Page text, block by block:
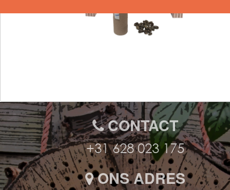
CONTACT
+31 628 023 175
ONS ADRES